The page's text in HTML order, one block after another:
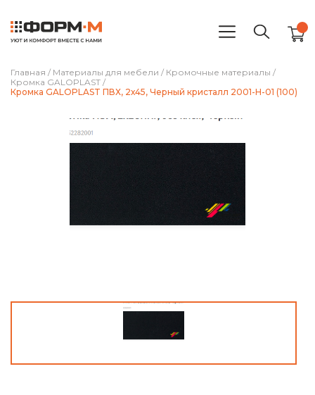
Главная / Материалы для мебели / Кромочные материалы /
Кромка GALOPLAST /
Кромка GALOPLAST ПВХ, 2х45, Черный кристалл 2001-H-01 (100)